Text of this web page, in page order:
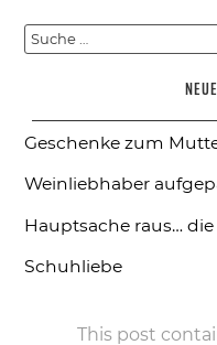
Suche
Geschenke zum
Weinliebhaber
Hauptsache raus…
Schuhliebe
This post